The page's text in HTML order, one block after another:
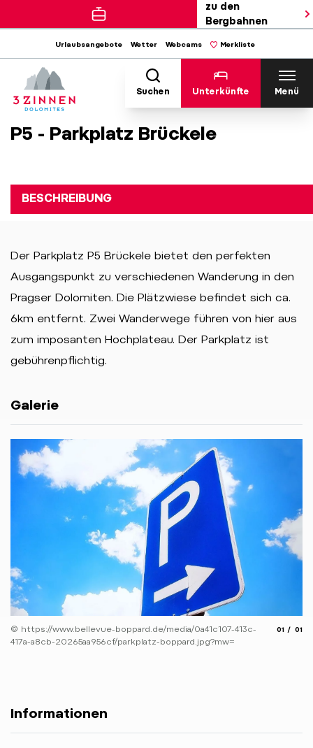
zu den
Bergbahnen
Urlaubsangebote Wetter Webcams Merkliste
Suchen Unterkünfte Menü
P5 - Parkplatz Brückele
BESCHREIBUNG
Der Parkplatz P5 Brückele bietet den perfekten
Ausgangspunkt zu verschiedenen Wanderung in den
Pragser Dolomiten. Die Plätzwiese befindet sich ca.
6km entfernt. Zwei Wanderwege führen von hier aus
zum imposanten Hochplateau. Der Parkplatz ist
gebührenpflichtig.
Galerie
© https://www.bellevue-boppard.de/media/0a41c107-413c-
417a-a8cb-20265aa956cf/parkplatz-boppard.jpg?mw=
01 01
Informationen